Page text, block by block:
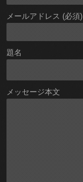
メールアドレス (必須)
題名
メッセージ本文